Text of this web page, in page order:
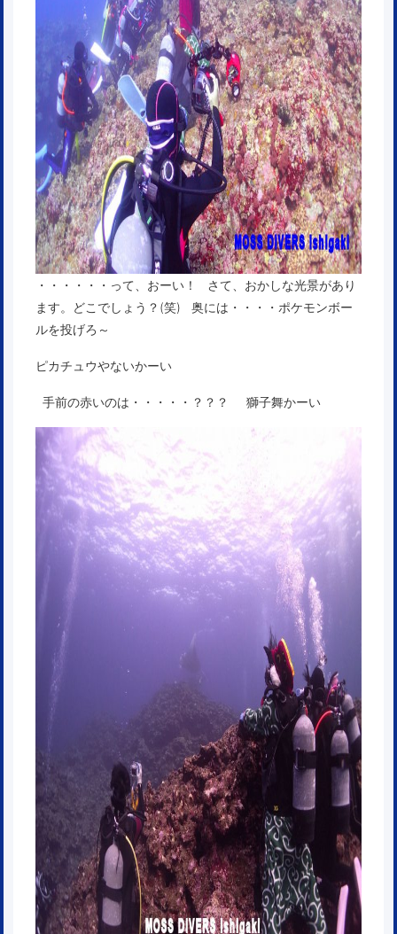
・・・・・・って、おーい！ さて、おかしな光景があり
ます。どこでしょう？(笑) 奥には・・・・ポケモンボー
ルを投げろ～
ピカチュウやないかーい
手前の赤いのは・・・・・？？？ 獅子舞かーい